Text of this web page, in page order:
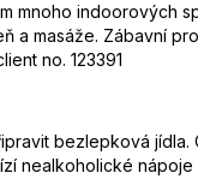
mnoho indoorových
a masáže. Zábavní
no. 123391
bezlepková
nealkoholické